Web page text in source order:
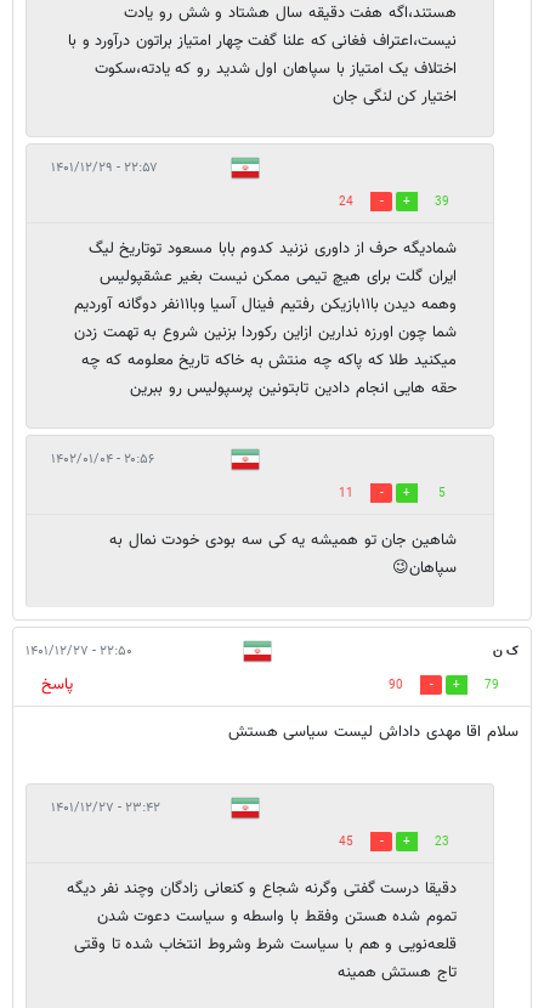
هستند،اگه هفت دقیقه سال هشتاد و شش رو یادت
نیست،اعتراف فغانی که علنا گفت چهار امتیاز براتون درآورد و با
اختلاف یک امتیاز با سپاهان اول شدید رو که یادته،سکوت
اختیار کن لنگی جان
۲۲:۵۷ - ۱۴۰۱/۱۲/۲۹
39
24
شمادیگه حرف از داوری نزنید کدوم بابا مسعود توتاریخ لیگ
ایران گلت برای هیچ تیمی ممکن نیست بغیر عشقپولیس
وهمه دیدن با۱۱بازیکن رفتیم فینال آسیا وبا۱۱نفر دوگانه آوردیم
شما چون اورزه ندارین ازاین رکوردا بزنین شروع به تهمت زدن
میکنید طلا که پاکه چه منتش به خاکه تاریخ معلومه که چه
حقه هایی انجام دادین تابتونین پرسپولیس رو ببرین
۲۰:۵۶ - ۱۴۰۲/۰۱/۰۴
5
11
شاهین جان تو همیشه یه کی سه بودی خودت نمال به
سپاهان😉
ک ن ۲۲:۵۰ - ۱۴۰۱/۱۲/۲۷
79
90
پاسخ
سلام اقا مهدی داداش لیست سیاسی هستش
۲۳:۴۲ - ۱۴۰۱/۱۲/۲۷
23
45
دقیقا درست گفتی وگرنه شجاع و کنعانی زادگان وچند نفر دیگه
تموم شده هستن وفقط با واسطه و سیاست دعوت شدن
قلعه‌نویی و هم با سیاست شرط وشروط انتخاب شده تا وقتی
تاج هستش همینه